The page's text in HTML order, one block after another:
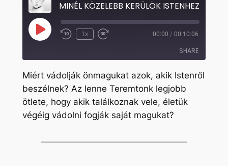
Play
Episode Rewind
1x
Fast
seconds
00:00 / 00:10:06
SHARE
SHARE
LINK
EMBED
Miért vádolják önmagukat azok, akik Istenről
beszélnek? Az lenne Teremtonk legjobb
ötlete, hogy akik találkoznak vele, életük
végéig vádolni fogják saját magukat?